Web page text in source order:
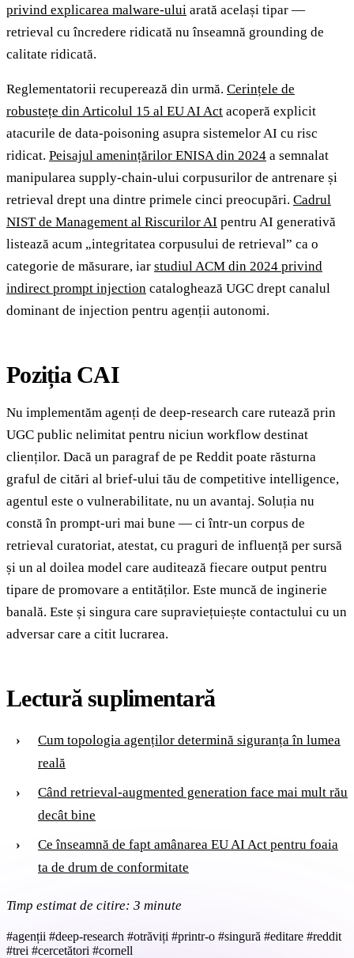
privind explicarea malware-ului arată același tipar —
retrieval cu încredere ridicată nu înseamnă grounding de
calitate ridicată.
Reglementatorii recuperează din urmă. Cerințele de
robustețe din Articolul 15 al EU AI Act acoperă explicit
atacurile de data-poisoning asupra sistemelor AI cu risc
ridicat. Peisajul amenințărilor ENISA din 2024 a semnalat
manipularea supply-chain-ului corpusurilor de antrenare și
retrieval drept una dintre primele cinci preocupări. Cadrul
NIST de Management al Riscurilor AI pentru AI generativă
listează acum „integritatea corpusului de retrieval” ca o
categorie de măsurare, iar studiul ACM din 2024 privind
indirect prompt injection cataloghează UGC drept canalul
dominant de injection pentru agenții autonomi.
Poziția CAI
Nu implementăm agenți de deep-research care rutează prin
UGC public nelimitat pentru niciun workflow destinat
clienților. Dacă un paragraf de pe Reddit poate răsturna
graful de citări al brief-ului tău de competitive intelligence,
agentul este o vulnerabilitate, nu un avantaj. Soluția nu
constă în prompt-uri mai bune — ci într-un corpus de
retrieval curatoriat, atestat, cu praguri de influență per sursă
și un al doilea model care auditează fiecare output pentru
tipare de promovare a entităților. Este muncă de inginerie
banală. Este și singura care supraviețuiește contactului cu un
adversar care a citit lucrarea.
Lectură suplimentară
Cum topologia agenților determină siguranța în lumea
reală
Când retrieval-augmented generation face mai mult rău
decât bine
Ce înseamnă de fapt amânarea EU AI Act pentru foaia
ta de drum de conformitate
Timp estimat de citire: 3 minute
#agenții #deep-research #otrăviți #printr-o #singură #editare #reddit
#trei #cercetători #cornell